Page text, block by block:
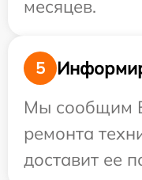
месяцев.
5
Мы сообщим
ремонта
доставит ее